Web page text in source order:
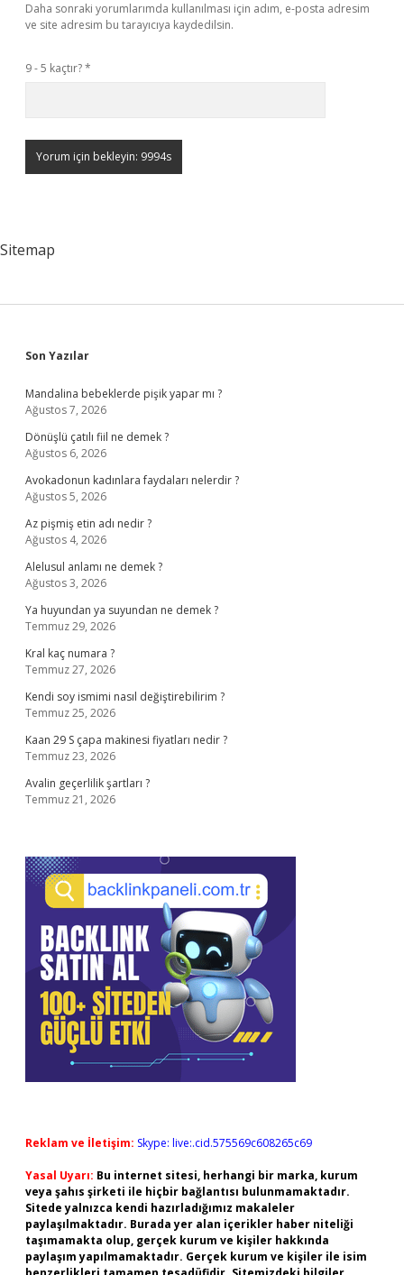
Daha sonraki yorumlarımda kullanılması için adım, e-posta adresim
ve site adresim bu tarayıcıya kaydedilsin.
9 - 5 kaçtır?*
Sitemap
Sidebar
Son Yazılar
Mandalina bebeklerde pişik yapar mı ?
Ağustos 7, 2026
Dönüşlü çatılı fiil ne demek ?
Ağustos 6, 2026
Avokadonun kadınlara faydaları nelerdir ?
Ağustos 5, 2026
Az pişmiş etin adı nedir ?
Ağustos 4, 2026
Alelusul anlamı ne demek ?
Ağustos 3, 2026
Ya huyundan ya suyundan ne demek ?
Temmuz 29, 2026
Kral kaç numara ?
Temmuz 27, 2026
Kendi soy ismimi nasıl değiştirebilirim ?
Temmuz 25, 2026
Kaan 29 S çapa makinesi fiyatları nedir ?
Temmuz 23, 2026
Avalin geçerlilik şartları ?
Temmuz 21, 2026
Reklam ve İletişim: Skype: live:.cid.575569c608265c69
Yasal Uyarı: Bu internet sitesi, herhangi bir marka, kurum
veya şahıs şirketi ile hiçbir bağlantısı bulunmamaktadır.
Sitede yalnızca kendi hazırladığımız makaleler
paylaşılmaktadır. Burada yer alan içerikler haber niteliği
taşımamakta olup, gerçek kurum ve kişiler hakkında
paylaşım yapılmamaktadır. Gerçek kurum ve kişiler ile isim